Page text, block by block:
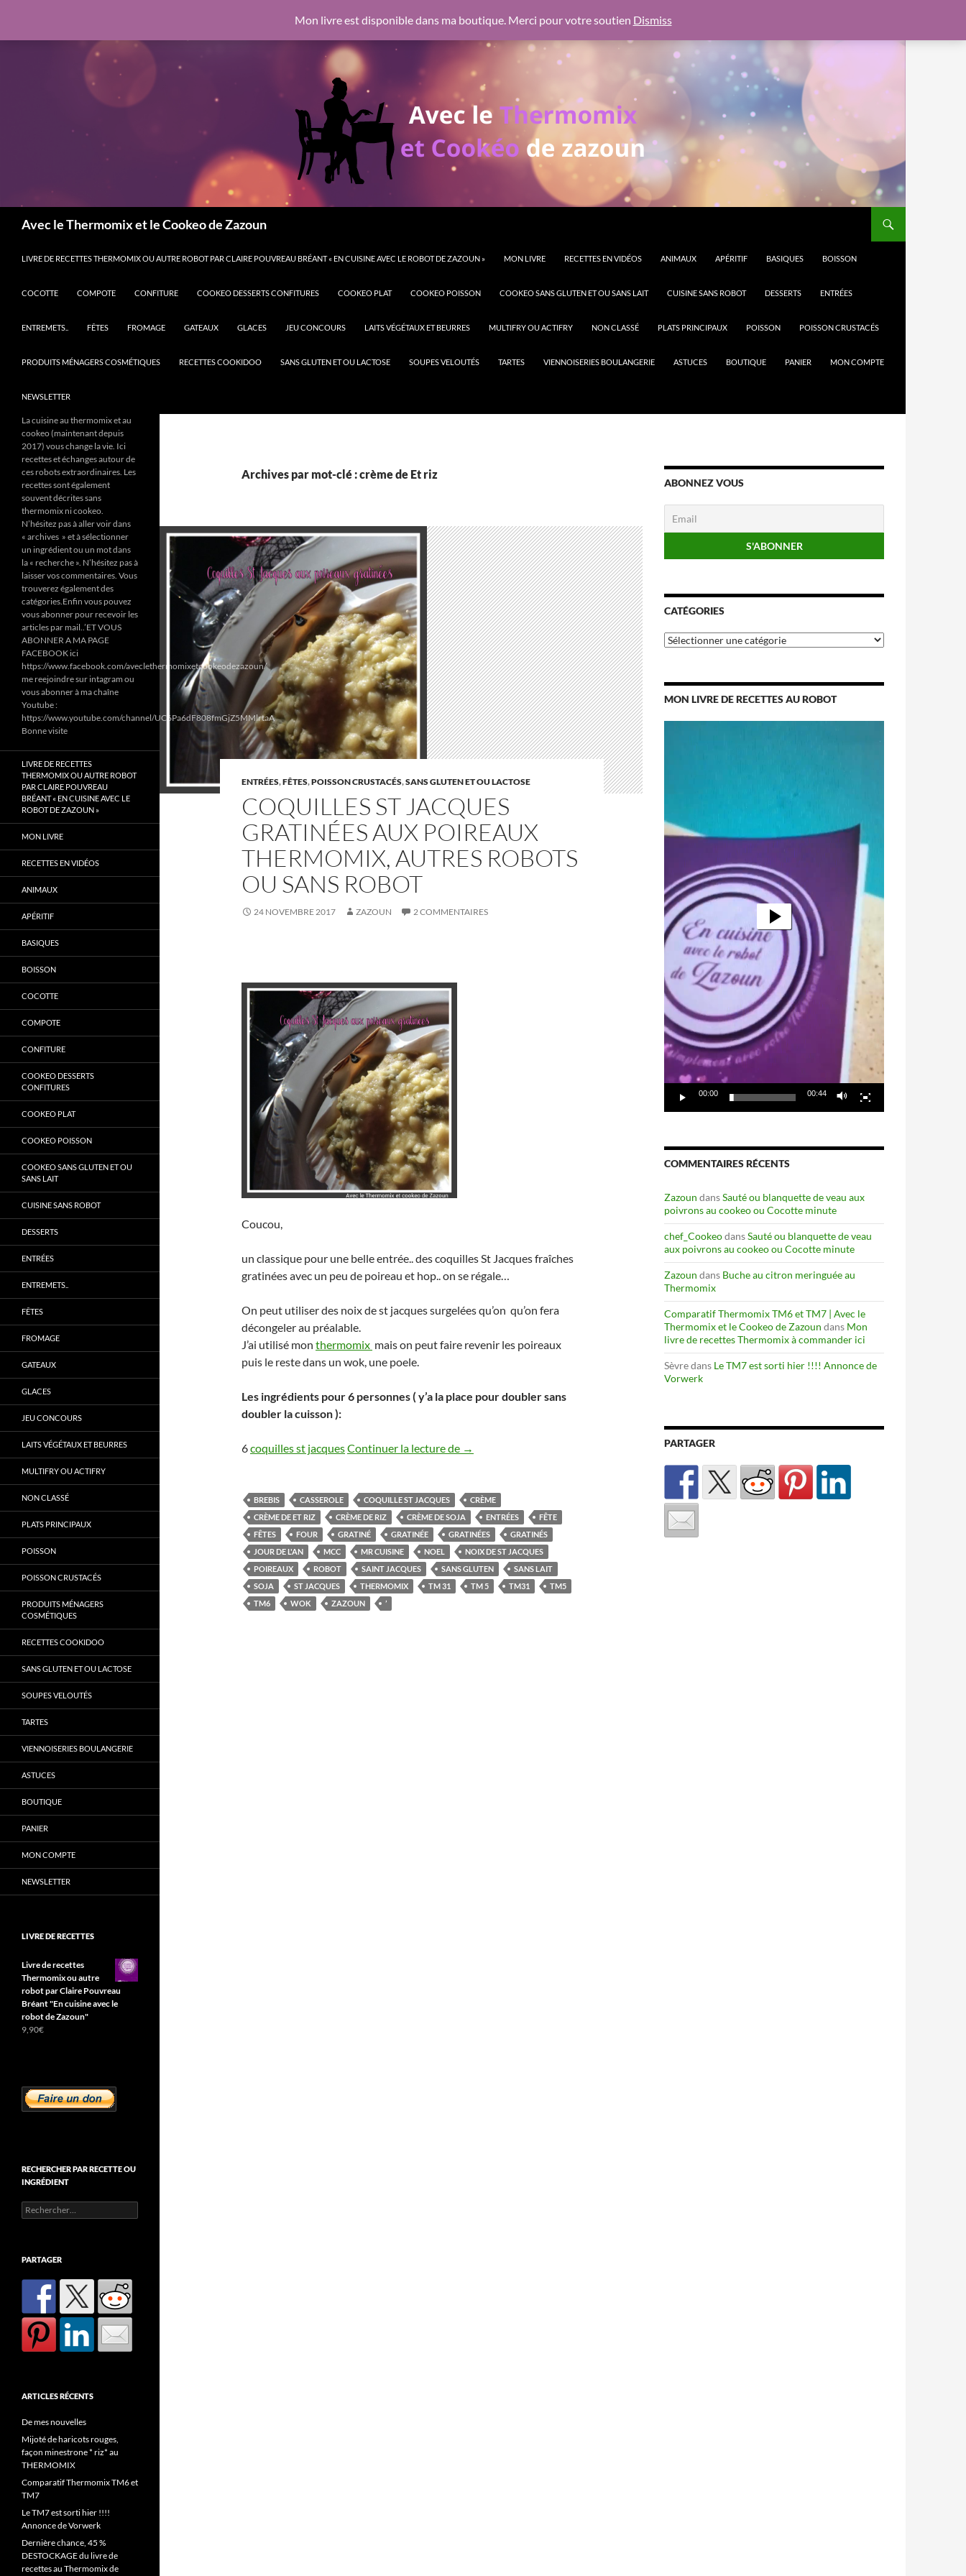
au
Avec le Thermomix et le Cookeo de Zazoun
LIVRE DE RECETTES THERMOMIX OU AUTRE ROBOT PAR CLAIRE POUVREAU BRÉANT « EN CUISINE AVEC LE ROBOT DE ZAZOUN » MON LIVRE RECETTES EN VIDÉOS ANIMAUX APÉRITIF BASIQUES BOISSON
COCOTTE COMPOTE CONFITURE COOKEO DESSERTS CONFITURES COOKEO PLAT COOKEO POISSON COOKEO SANS GLUTEN ET OU SANS LAIT CUISINE SANS ROBOT DESSERTS ENTRÉES
ENTREMETS.. FÊTES FROMAGE GATEAUX GLACES JEU CONCOURS LAITS VÉGÉTAUX ET BEURRES MULTIFRY OU ACTIFRY NON CLASSÉ PLATS PRINCIPAUX POISSON POISSON CRUSTACÉS
PRODUITS MÉNAGERS COSMÉTIQUES RECETTES COOKIDOO SANS GLUTEN ET OU LACTOSE SOUPES VELOUTÉS TARTES VIENNOISERIES BOULANGERIE ASTUCES BOUTIQUE PANIER MON COMPTE
NEWSLETTER
Archives par mot-clé : crème de Et riz
ENTRÉES,FÊTES,POISSON CRUSTACÉS,SANS GLUTEN ET OU LACTOSE
COQUILLES ST JACQUES
GRATINÉES AUX POIREAUX
THERMOMIX, AUTRES ROBOTS
OU SANS ROBOT
24 NOVEMBRE 2017 ZAZOUN 2 COMMENTAIRES
Coucou,
un classique pour une belle entrée.. des coquilles St Jacques fraîches
gratinées avec un peu de poireau et hop.. on se régale…
On peut utiliser des noix de st jacques surgelées qu’on qu’on fera
décongeler au préalable.
J’ai utilisé mon thermomix mais on peut faire revenir les poireaux
puis le reste dans un wok, une poele.
Les ingrédients pour 6 personnes ( y’a la place pour doubler sans
doubler la cuisson ):
6coquilles st jacquesContinuer la lecture de Coquilles st jacques gratinées aux poireaux thermomix, autres robots ou sans robot
→
BREBIS CASSEROLE COQUILLE ST JACQUES
CRÈME
CRÈME DE ET RIZ
CRÈME DE RIZ CRÈME DE SOJA ENTRÉES
FÊTE
FÊTES
FOUR GRATINÉ GRATINÉE GRATINÉES
GRATINÉS
JOUR DE L'AN
MCC MR CUISINE NOEL
NOIX DE ST JACQUES
POIREAUX
ROBOT SAINT JACQUES SANS GLUTEN
SANS LAIT
SOJA
ST JACQUES THERMOMIX TM 31 TM 5 TM31
TM5
TM6
WOK ZAZOUN ’
ABONNEZ VOUS
CATÉGORIES
Catégories
MON LIVRE DE RECETTES AU ROBOT
00:00 00:44
COMMENTAIRES RÉCENTS
Zazoun dansSauté ou blanquette de veau aux
poivrons au cookeo ou Cocotte minute
chef_CookeodansSauté ou blanquette de veau
aux poivrons au cookeo ou Cocotte minute
Zazoun dans Buche au citron meringuée au
Thermomix
Comparatif Thermomix TM6 et TM7 | Avec le
Thermomix et le Cookeo de Zazoun dans Mon
livre de recettes Thermomix à commander ici
Sèvredans Le TM7 est sorti hier !!!! Annonce de
Vorwerk
PARTAGER
La cuisine au thermomix et au
cookeo (maintenant depuis
2017) vous change la vie. Ici
recettes et échanges autour de
ces robots extraordinaires. Les
recettes sont également
souvent décrites sans
thermomix ni cookeo.
N’hésitez pas à aller voir dans
« archives » et à sélectionner
un ingrédient ou un mot dans
la « recherche ». N’hésitez pas à
laisser vos commentaires. Vous
trouverez également des
catégories.Enfin vous pouvez
vous abonner pour recevoir les
articles par mail..’ET VOUS
ABONNER A MA PAGE
FACEBOOK ici
https://www.facebook.com/aveclethermomixetcookeodezazoun/
me reejoindre sur intagram ou
vous abonner à ma chaîne
Youtube :
https://www.youtube.com/channel/UC6Pa6dF808fmGjZ5MMlrtaA
Bonne visite
LIVRE DE RECETTES
THERMOMIX OU AUTRE ROBOT
PAR CLAIRE POUVREAU
BRÉANT « EN CUISINE AVEC LE
ROBOT DE ZAZOUN »
MON LIVRE
RECETTES EN VIDÉOS
ANIMAUX
APÉRITIF
BASIQUES
BOISSON
COCOTTE
COMPOTE
CONFITURE
COOKEO DESSERTS
CONFITURES
COOKEO PLAT
COOKEO POISSON
COOKEO SANS GLUTEN ET OU
SANS LAIT
CUISINE SANS ROBOT
DESSERTS
ENTRÉES
ENTREMETS..
FÊTES
FROMAGE
GATEAUX
GLACES
JEU CONCOURS
LAITS VÉGÉTAUX ET BEURRES
MULTIFRY OU ACTIFRY
NON CLASSÉ
PLATS PRINCIPAUX
POISSON
POISSON CRUSTACÉS
PRODUITS MÉNAGERS
COSMÉTIQUES
RECETTES COOKIDOO
SANS GLUTEN ET OU LACTOSE
SOUPES VELOUTÉS
TARTES
VIENNOISERIES BOULANGERIE
ASTUCES
BOUTIQUE
PANIER
MON COMPTE
NEWSLETTER
LIVRE DE RECETTES
Livre de recettes
Thermomix ou autre
robot par Claire Pouvreau
Bréant "En cuisine avec le
robot de Zazoun"
9,90€
RECHERCHER PAR RECETTE OU
INGRÉDIENT
Rechercher :
PARTAGER
ARTICLES RÉCENTS
De mes nouvelles
Mijoté de haricots rouges,
façon minestrone * riz* au
THERMOMIX
Comparatif Thermomix TM6 et
TM7
Le TM7 est sorti hier !!!!
Annonce de Vorwerk
Dernière chance, 45 %
DESTOCKAGE du livre de
recettes au Thermomix de
Mon livre est disponible dans ma boutique. Merci pour votre soutien Dismiss